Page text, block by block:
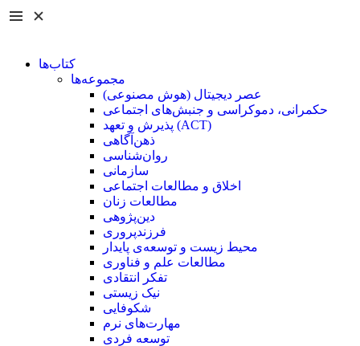
کتاب‌ها
مجموعه‌ها
عصر دیجیتال (هوش مصنوعی)
حکمرانی، دموکراسی و جنبش‌های اجتماعی
پذیرش و تعهد (ACT)
ذهن‌آگاهی
روان‌شناسی
سازمانی
اخلاق و مطالعات اجتماعی
مطالعات زنان
دین‌پژوهی
فرزند‌پروری
محیط زیست و توسعه‌ی پایدار
مطالعات علم و فناوری
تفکر انتقادی
نیک زیستی
شکوفایی
مهارت‌های نرم
توسعه فردی